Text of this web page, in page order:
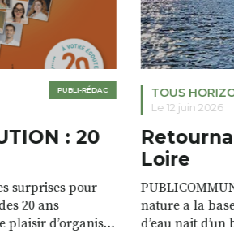
PUBLI-RÉDAC
: 20
surprises pour
20 ans
plaisir d’organiser
TOUS
Le 12 juin 2026
Loire
nature a la
d’eau nait